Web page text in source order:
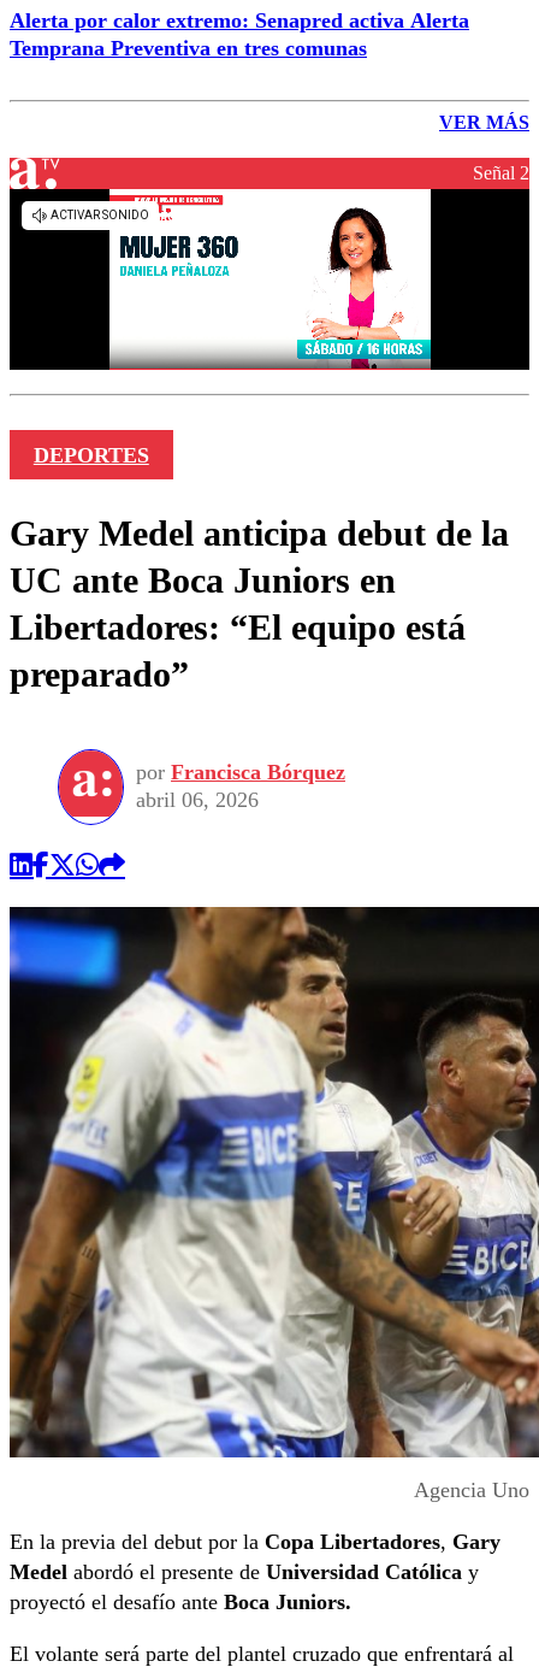
Alerta por calor extremo: Senapred activa Alerta
Temprana Preventiva en tres comunas
VER MÁS
Señal 2
DEPORTES
Gary Medel anticipa debut de la
UC ante Boca Juniors en
Libertadores: “El equipo está
preparado”
por Francisca Bórquez
abril 06, 2026
Agencia Uno
En la previa del debut por la Copa Libertadores, Gary
Medel abordó el presente de Universidad Católica y
proyectó el desafío ante Boca Juniors.
El volante será parte del plantel cruzado que enfrentará al